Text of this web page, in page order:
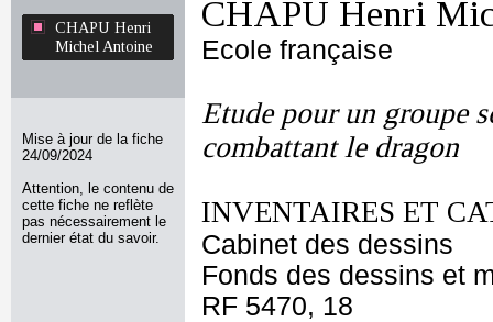
CHAPU Henri
Michel Antoine
Mise à jour de la fiche
24/09/2024
Attention, le contenu de
cette fiche ne reflète
pas nécessairement le
dernier état du savoir.
CHAPU Henri
Ecole française
Etude pour un groupe
combattant le dragon
INVENTAIRES ET
Cabinet des dessins
Fonds des dessins et
RF 5470, 18